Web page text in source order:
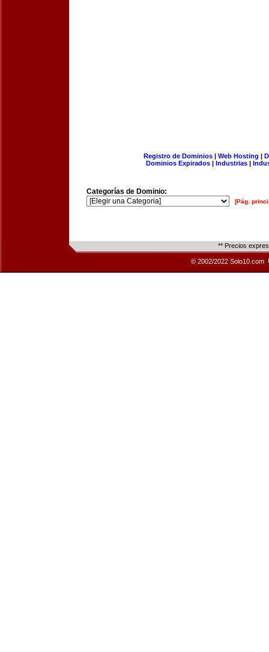
Registro de Dominios| Web Hosting |
Dominios Expirados | Industrias |
Categorías de Dominio:
[Pág.
** Precios
© 2002/2022 Solo10.com